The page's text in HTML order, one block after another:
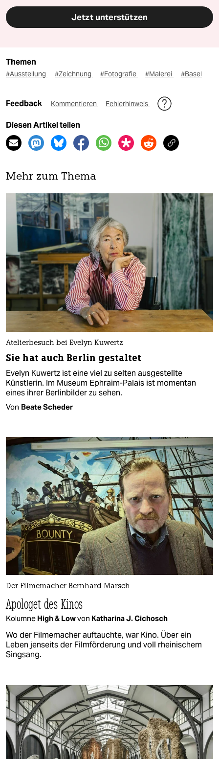
Jetzt unterstützen
Themen
#Ausstellung #Zeichnung #Fotografie #Malerei #Basel
Feedback Kommentieren Fehlerhinweis
Diesen Artikel teilen
Mehr zum Thema
Atelierbesuch bei Evelyn Kuwertz
Sie hat auch Berlin gestaltet
Evelyn Kuwertz ist eine viel zu selten ausgestellte
Künstlerin. Im Museum Ephraim-Palais ist momentan
eines ihrer Berlinbilder zu sehen.
Von Beate Scheder
Der Filmemacher Bernhard Marsch
Apologet des Kinos
Kolumne High & Lowvon Katharina J. Cichosch
Wo der Filmemacher auftauchte, war Kino. Über ein
Leben jenseits der Filmförderung und voll rheinischem
Singsang.